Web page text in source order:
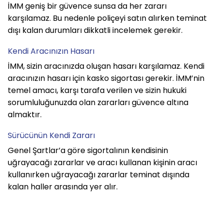
İMM geniş bir güvence sunsa da her zararı
karşılamaz. Bu nedenle poliçeyi satın alırken teminat
dışı kalan durumları dikkatli incelemek gerekir.
Kendi Aracınızın Hasarı
İMM, sizin aracınızda oluşan hasarı karşılamaz. Kendi
aracınızın hasarı için kasko sigortası gerekir. İMM’nin
temel amacı, karşı tarafa verilen ve sizin hukuki
sorumluluğunuzda olan zararları güvence altına
almaktır.
Sürücünün Kendi Zararı
Genel Şartlar’a göre sigortalının kendisinin
uğrayacağı zararlar ve aracı kullanan kişinin aracı
kullanırken uğrayacağı zararlar teminat dışında
kalan haller arasında yer alır.